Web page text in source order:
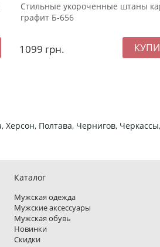
Стильные укороченные штаны
графит Б-656
1099 грн.
Полтава, Чернигов,
Каталог
Мужская одежда
Мужские аксессуары
Мужская обувь
Новинки
Скидки